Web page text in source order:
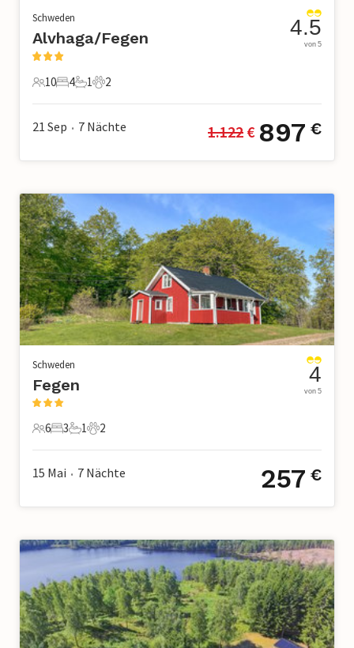
Schweden
Alvhaga/Fegen
10 Gäste
10
4 Schlafzimmer
4
1 Badezimmer
1
2 Haustiere
2
4.5
von 5
21 Sep • 7 Nächte 1.122 € 897 €
Schweden
Fegen
6 Gäste
6
3 Schlafzimmer
3
1 Badezimmer
1
2 Haustiere
2
4
von 5
15 Mai • 7 Nächte 257 €